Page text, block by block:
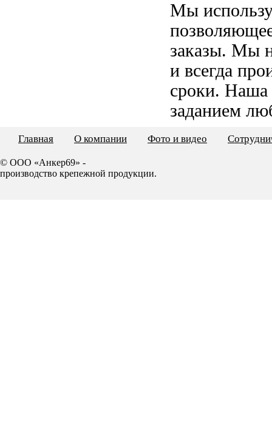
Мы
заказы. Мы
и всегда
сроки. Наша
заданием
Главная О компании Фото и видео
© ООО «Анкер69» -
производство крепежной продукции.